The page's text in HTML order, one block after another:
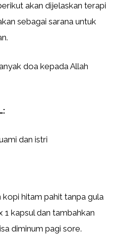
akan dijelaskan terapi
sebagai sarana untuk
doa kepada Allah
dan istri
kopi hitam pahit tanpa gula
1 kapsul dan tambahkan
diminum pagi sore.